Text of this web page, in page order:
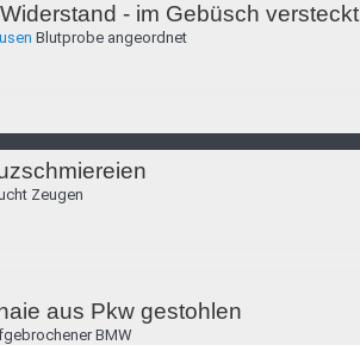
- im Gebüsch versteckt
Blutprobe angeordnet
Zeugen
aus Pkw gestohlen
BMW